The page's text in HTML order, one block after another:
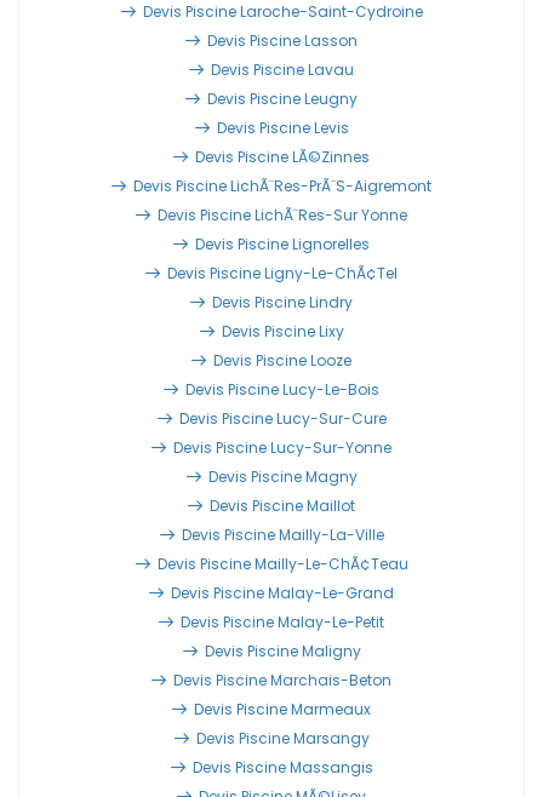
Devis Piscine Laroche-Saint-Cydroine
Devis Piscine Lasson
Devis Piscine Lavau
Devis Piscine Leugny
Devis Piscine Levis
Devis Piscine LÃ©zinnes
Devis Piscine LichÃ¨res-PrÃ¨s-Aigremont
Devis Piscine LichÃ¨res-Sur Yonne
Devis Piscine Lignorelles
Devis Piscine Ligny-Le-ChÃ¢tel
Devis Piscine Lindry
Devis Piscine Lixy
Devis Piscine Looze
Devis Piscine Lucy-Le-Bois
Devis Piscine Lucy-Sur-Cure
Devis Piscine Lucy-Sur-Yonne
Devis Piscine Magny
Devis Piscine Maillot
Devis Piscine Mailly-La-Ville
Devis Piscine Mailly-Le-ChÃ¢teau
Devis Piscine Malay-Le-Grand
Devis Piscine Malay-Le-Petit
Devis Piscine Maligny
Devis Piscine Marchais-Beton
Devis Piscine Marmeaux
Devis Piscine Marsangy
Devis Piscine Massangis